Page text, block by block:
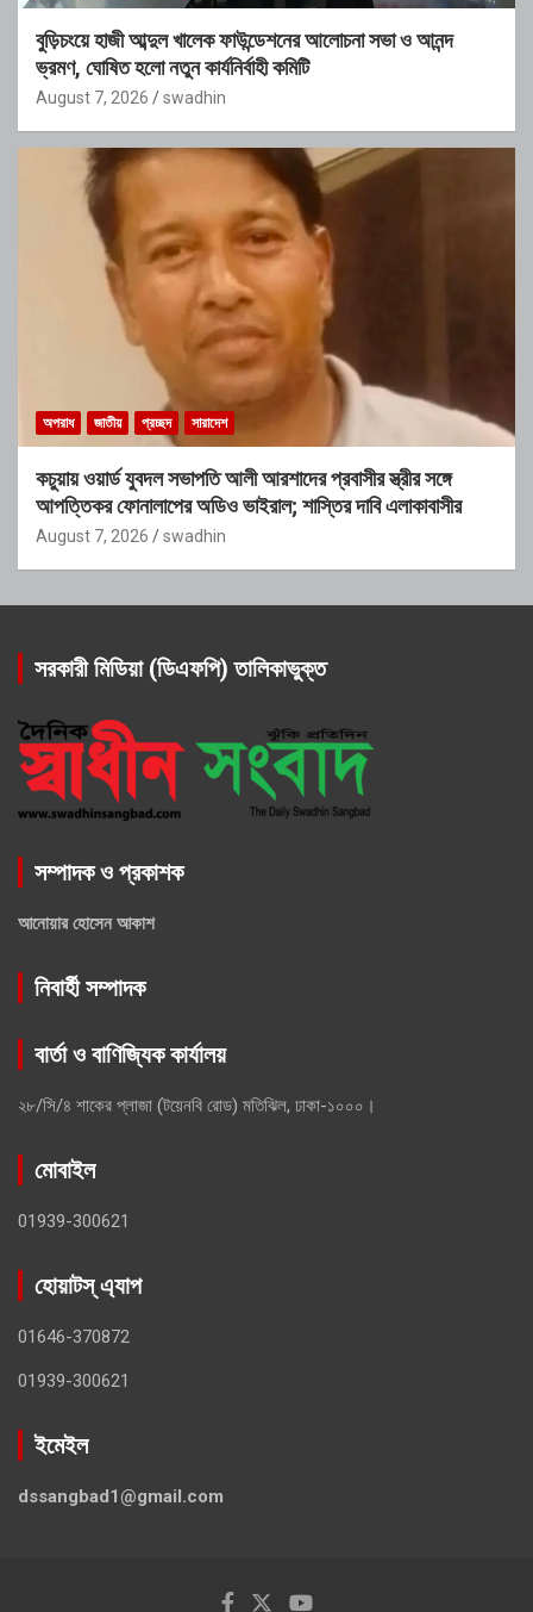
বুড়িচংয়ে হাজী আব্দুল খালেক ফাউন্ডেশনের আলোচনা সভা ও আনন্দ
ভ্রমণ, ঘোষিত হলো নতুন কার্যনির্বাহী কমিটি
August 7, 2026 swadhin
অপরাধ জাতীয় প্রচ্ছদ সারাদেশ
কচুয়ায় ওয়ার্ড যুবদল সভাপতি আলী আরশাদের প্রবাসীর স্ত্রীর সঙ্গে
আপত্তিকর ফোনালাপের অডিও ভাইরাল; শাস্তির দাবি এলাকাবাসীর
August 7, 2026 swadhin
সরকারী মিডিয়া (ডিএফপি) তালিকাভুক্ত
সম্পাদক ও প্রকাশক
আনোয়ার হোসেন আকাশ
নিবার্হী সম্পাদক
বার্তা ও বাণিজ্যিক কার্যালয়
২৮/সি/৪ শাকের প্লাজা (টয়েনবি রোড) মতিঝিল, ঢাকা-১০০০।
মোবাইল
01939-300621
হোয়াটস্ এ্যাপ
01646-370872
01939-300621
ইমেইল
dssangbad1@gmail.com